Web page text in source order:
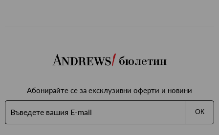
бюлетин
Абонирайте се за ексклузивни оферти и новини
ОК